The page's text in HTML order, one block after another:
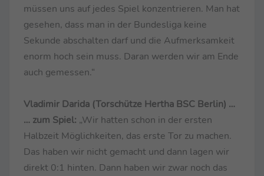
müssen uns auf jedes Spiel konzentrieren. Man hat
gesehen, dass man in der Bundesliga keine
Sekunde abschalten darf und die Aufmerksamkeit
enorm hoch sein muss. Daran werden wir am Ende
auch gemessen.“
Vladimir Darida (Torschütze Hertha BSC Berlin) …
… zum Spiel: „Wir hatten schon in der ersten
Halbzeit Möglichkeiten, das erste Tor zu machen.
Das haben wir nicht gemacht und dann lagen wir
direkt 0:1 hinten. Dann haben wir zwar noch das